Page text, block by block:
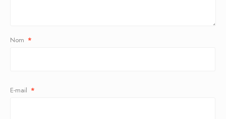
Nom *
E-mail *